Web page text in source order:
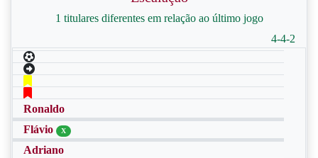
1 titulares diferentes em relação ao último jogo
4-4-2
Ronaldo
Flávio
X
Adriano